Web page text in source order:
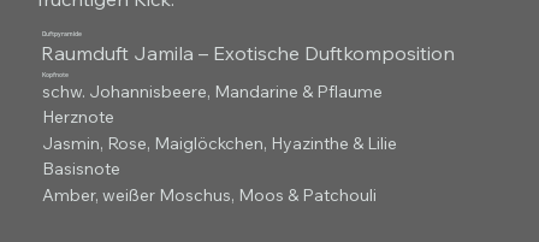
Duftpyramide
Raumduft Jamila – Exotische Duftkomposition
Kopfnote
schw. Johannisbeere, Mandarine & Pflaume
Herznote
Jasmin, Rose, Maiglöckchen, Hyazinthe & Lilie
Basisnote
Amber, weißer Moschus, Moos & Patchouli